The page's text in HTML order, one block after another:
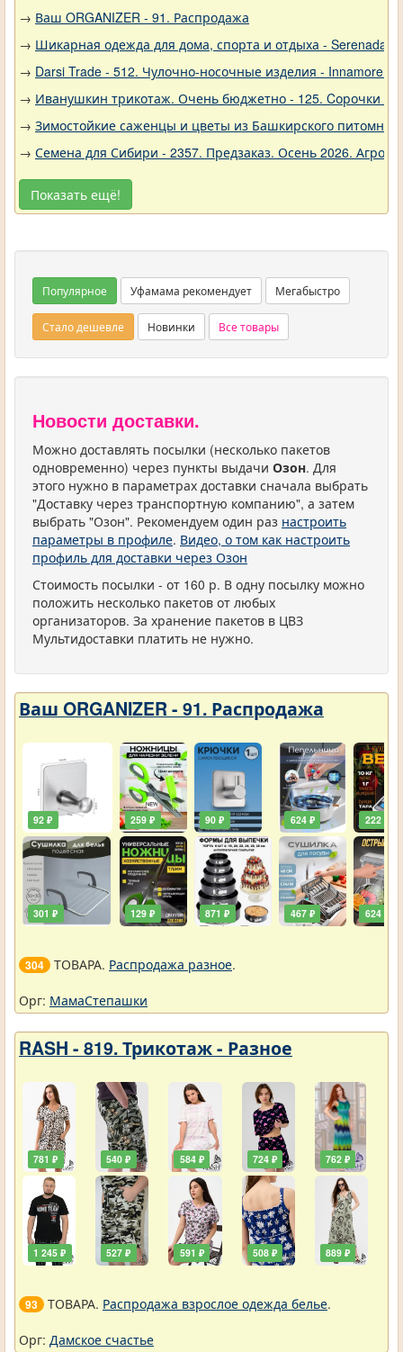
→ Ваш ORGANIZER - 91. Распродажа
→ Шикарная одежда для дома, спорта и отдыха - Serenada
→ Darsi Trade - 512. Чулочно-носочные изделия - Innamore
→ Иванушкин трикотаж. Очень бюджетно - 125. Cорочки
→ Зимостойкие саженцы и цветы из Башкирского
→ Семена для Сибири - 2357. Предзаказ. Осень 2026.
Показать ещё!
Популярное Уфамама рекомендует Мегабыстро
Стало дешевле Новинки Все товары
Новости доставки.
Можно доставлять посылки (несколько пакетов
одновременно) через пункты выдачи Озон. Для
этого нужно в параметрах доставки сначала выбрать
"Доставку через транспортную компанию", а затем
выбрать "Озон". Рекомендуем один раз настроить
параметры в профиле. Видео, о том как настроить
профиль для доставки через Озон
Стоимость посылки - от 160 р. В одну посылку можно
положить несколько пакетов от любых
организаторов. За хранение пакетов в ЦВЗ
Мультидоставки платить не нужно.
Ваш ORGANIZER - 91. Распродажа
92 ₽
301 ₽
259 ₽
129 ₽
90 ₽
871 ₽
624 ₽
467 ₽
222 ₽
624 ₽
304 ТОВАРА. Распродажа разное.
Орг: МамаСтепашки
RASH - 819. Трикотаж - Разное
781 ₽
1 245 ₽
540 ₽
527 ₽
584 ₽
591 ₽
724 ₽
508 ₽
762 ₽
889 ₽
93 ТОВАРА. Распродажа взрослое одежда белье.
Орг: Дамское счастье